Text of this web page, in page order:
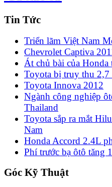
Tin Tức
Triển lãm Việt Nam
Chevrolet Captiva
Át chủ bài của
Toyota bị truy thu
Toyota Innova 2012
Ngành công nghiệp
Thailand
Toyota sắp ra mắt
Nam
Honda Accord 2.4L
Phí trước bạ ôtô tăng
Góc Kỹ Thuật